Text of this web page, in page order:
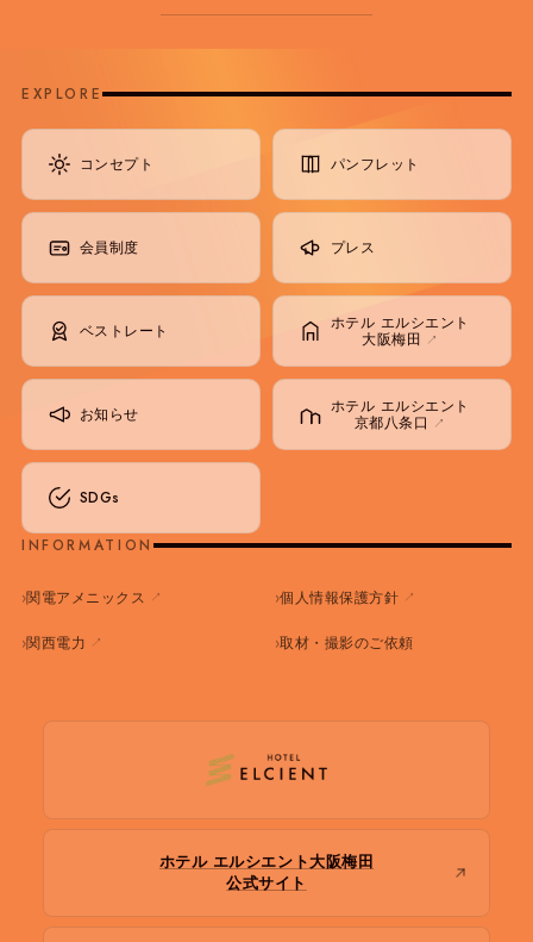
EXPLORE
コンセプト
会員制度
ベストレート
お知らせ
SDGs
パンフレット
プレス
ホテル エルシエント
大阪梅田 ↗
ホテル エルシエント
京都八条口 ↗
INFORMATION
関電アメニックス ↗ 個人情報保護方針 ↗
関西電力 ↗ 取材・撮影のご依頼
ホテル エルシエント大阪梅田
公式サイト